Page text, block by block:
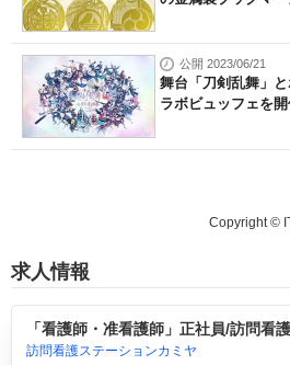
公開 2023/06/21
舞台「刀剣乱舞」
ラボビュッフェを
Copyright ©
求人情報
「看護師・准看護師」正社員/訪問看
訪問看護ステーションカミヤ